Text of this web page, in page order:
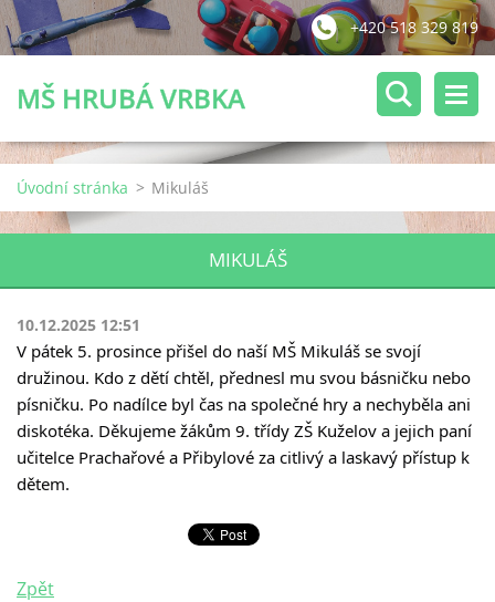
+420 518 329 819
MŠ HRUBÁ VRBKA
Úvodní stránka > Mikuláš
MIKULÁŠ
10.12.2025 12:51
V pátek 5. prosince přišel do naší MŠ Mikuláš se svojí
družinou. Kdo z dětí chtěl, přednesl mu svou básničku nebo
písničku. Po nadílce byl čas na společné hry a nechyběla ani
diskotéka. Děkujeme žákům 9. třídy ZŠ Kuželov a jejich paní
učitelce Prachařové a Přibylové za citlivý a laskavý přístup k
dětem.
Zpět